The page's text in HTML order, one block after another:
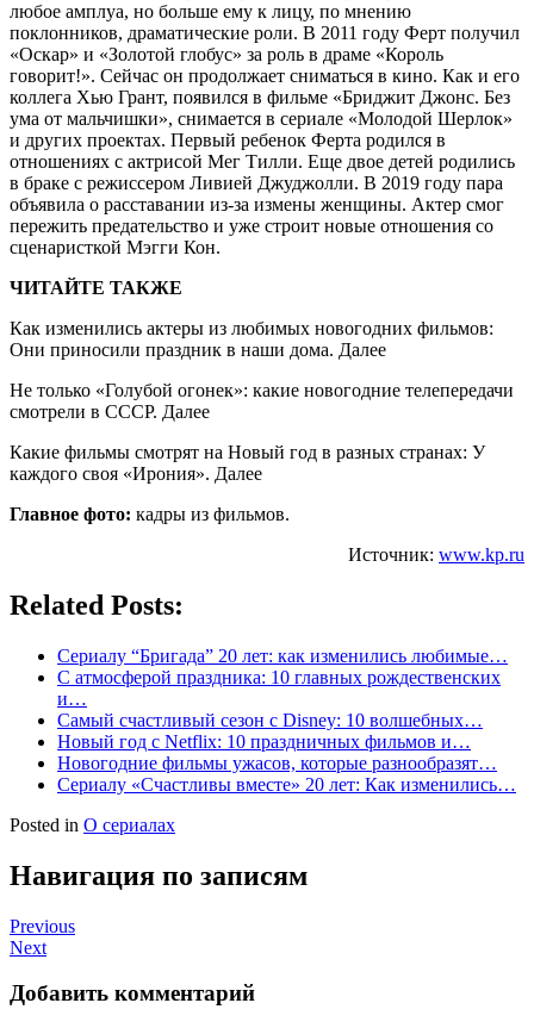
любое амплуа, но больше ему к лицу, по мнению
поклонников, драматические роли. В 2011 году Ферт получил
«Оскар» и «Золотой глобус» за роль в драме «Король
говорит!». Сейчас он продолжает сниматься в кино. Как и его
коллега Хью Грант, появился в фильме «Бриджит Джонс. Без
ума от мальчишки», снимается в сериале «Молодой Шерлок»
и других проектах. Первый ребенок Ферта родился в
отношениях с актрисой Мег Тилли. Еще двое детей родились
в браке с режиссером Ливией Джуджолли. В 2019 году пара
объявила о расставании из-за измены женщины. Актер смог
пережить предательство и уже строит новые отношения со
сценаристкой Мэгги Кон.
ЧИТАЙТЕ ТАКЖЕ
Как изменились актеры из любимых новогодних фильмов:
Они приносили праздник в наши дома. Далее
Не только «Голубой огонек»: какие новогодние телепередачи
смотрели в СССР. Далее
Какие фильмы смотрят на Новый год в разных странах: У
каждого своя «Ирония». Далее
Главное фото: кадры из фильмов.
Источник: www.kp.ru
Related Posts:
Сериалу “Бригада” 20 лет: как изменились любимые…
С атмосферой праздника: 10 главных рождественских
и…
Самый счастливый сезон с Disney: 10 волшебных…
Новый год с Netflix: 10 праздничных фильмов и…
Новогодние фильмы ужасов, которые разнообразят…
Сериалу «Счастливы вместе» 20 лет: Как изменились…
Posted in О сериалах
Навигация по записям
Previous
Next
Добавить комментарий